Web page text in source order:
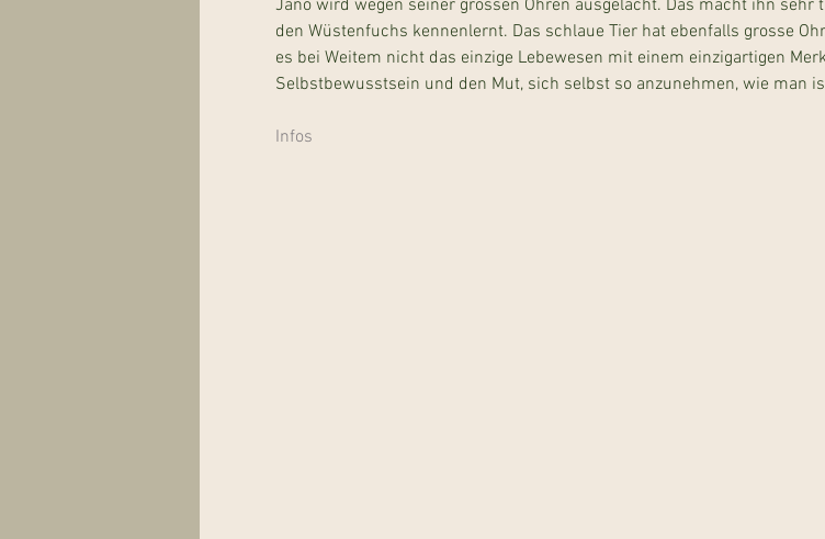
Jano wird wegen seiner grossen Ohren ausgelacht. Das macht ihn
den Wüstenfuchs kennenlernt. Das schlaue Tier hat ebenfalls grosse
es bei Weitem nicht das einzige Lebewesen mit einem einzigartigen
Selbstbewusstsein und den Mut, sich selbst so anzunehmen, wie man
Infos